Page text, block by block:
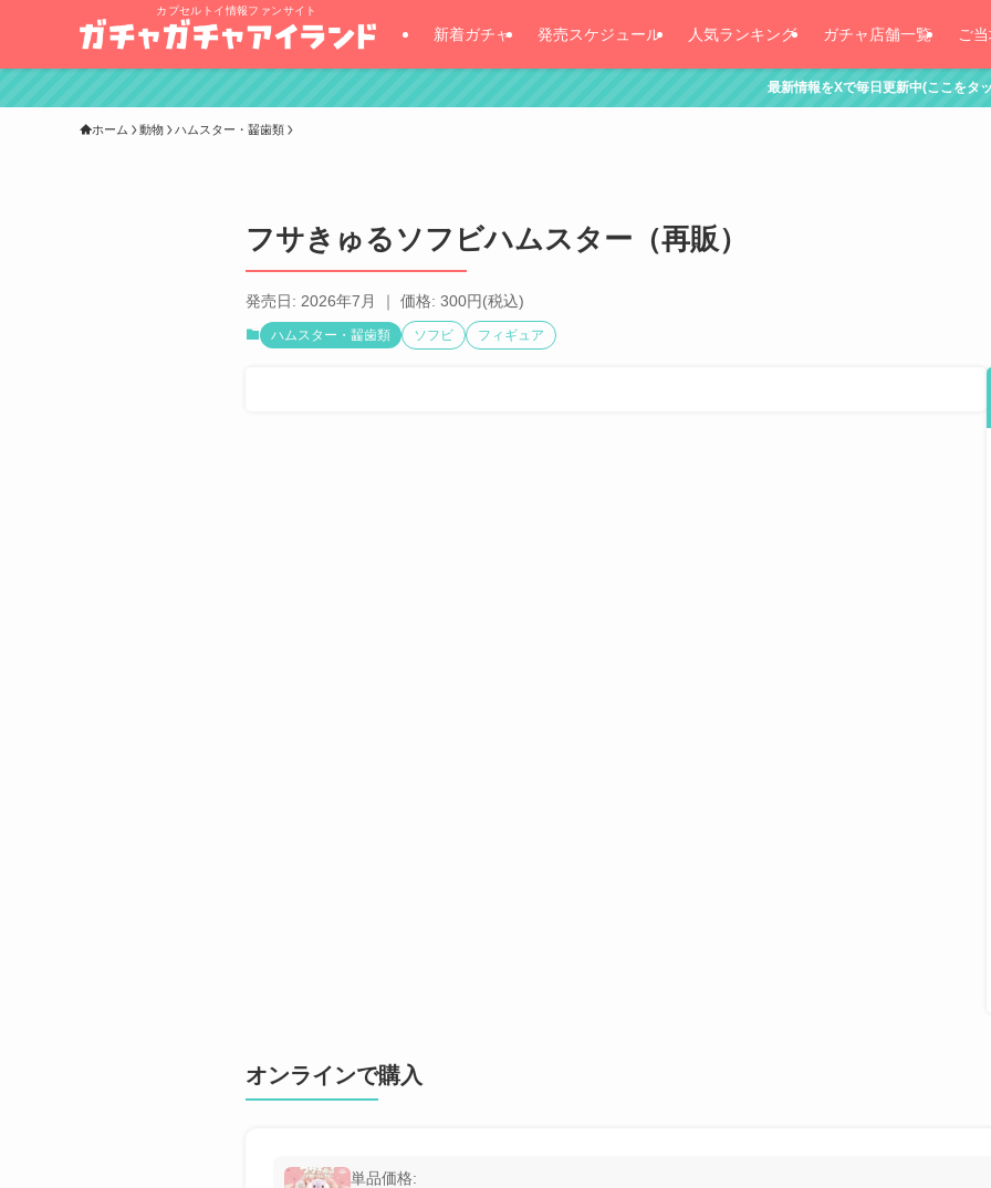
カプセルトイ情報ファンサイト
新着ガチャ 発売スケジュール 人気ランキング ガチャ店舗一覧 ご
最新情報をXで毎日更新中(ここをタッチ！)
ホーム 動物 ハムスター・齧歯類
フサきゅるソフビハムスター（再販）
発売日: 2026年7月 ｜ 価格: 300円(税込)
ハムスター・齧歯類 ソフビ フィギュア
オンラインで購入
単品価格: